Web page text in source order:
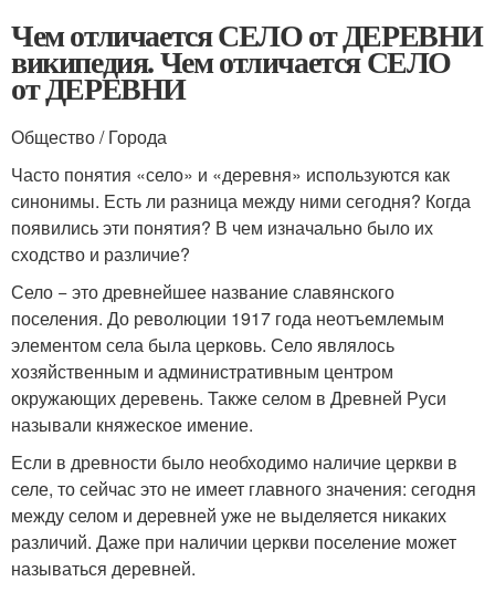
Чем отличается СЕЛО от ДЕРЕВНИ
википедия. Чем отличается СЕЛО
от ДЕРЕВНИ
Общество / Города
Часто понятия «село» и «деревня» используются как
синонимы. Есть ли разница между ними сегодня? Когда
появились эти понятия? В чем изначально было их
сходство и различие?
Село − это древнейшее название славянского
поселения. До революции 1917 года неотъемлемым
элементом села была церковь. Село являлось
хозяйственным и административным центром
окружающих деревень. Также селом в Древней Руси
называли княжеское имение.
Если в древности было необходимо наличие церкви в
селе, то сейчас это не имеет главного значения: сегодня
между селом и деревней уже не выделяется никаких
различий. Даже при наличии церкви поселение может
называться деревней.